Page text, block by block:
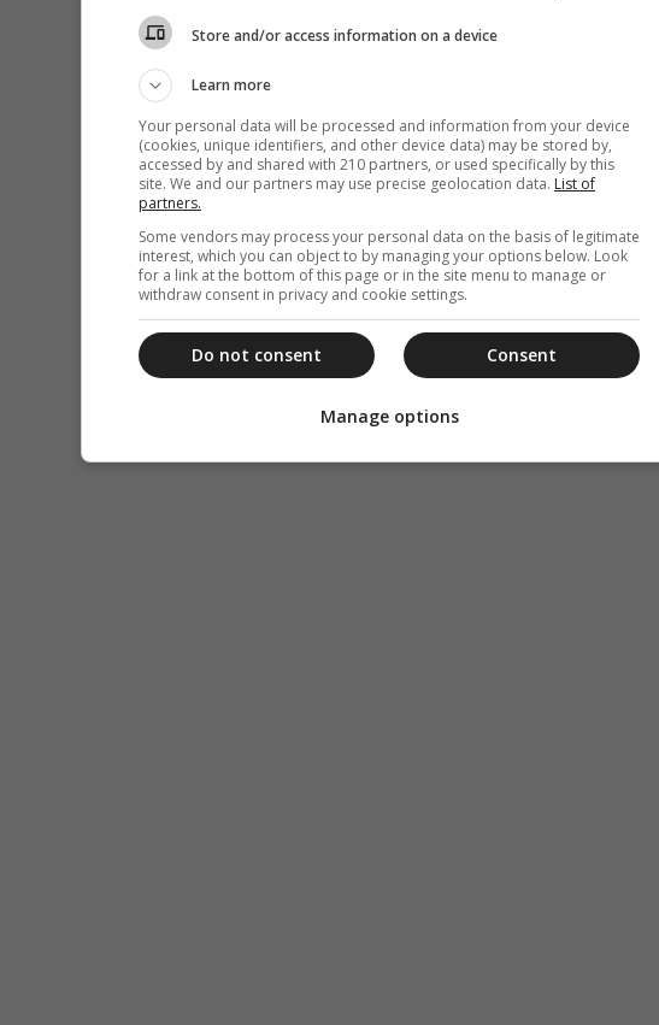
Store and/or access information on a device
Learn more
Your personal data will be processed and information from your device
(cookies, unique identifiers, and other device data) may be stored by,
accessed by and shared with 210 partners, or used specifically by this
site. We and our partners may use precise geolocation data. List of
partners.
Some vendors may process your personal data on the basis of legitimate
interest, which you can object to by managing your options below. Look
for a link at the bottom of this page or in the site menu to manage or
withdraw consent in privacy and cookie settings.
Consent
Do not consent
Manage options